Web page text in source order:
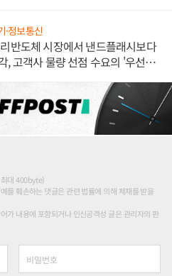
·정보통신
반도체 시장에서 낸드플래시보다
, 고객사 물량 선점 수요의 '우선순
대 400byte)
를 훼손하는 댓글은 관련 법률에 의해 제재를 받을
가 내용에 포함되거나 인신공격성 글은 관리자의 판